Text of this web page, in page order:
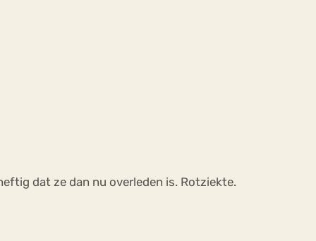
dat ze dan nu overleden is. Rotziekte.